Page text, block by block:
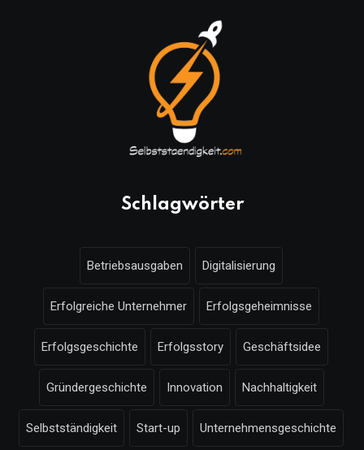
Schlagwörter
Betriebsausgaben Digitalisierung
Erfolgreiche Unternehmer Erfolgsgeheimnisse
Erfolgsgeschichte Erfolgsstory Geschäftsidee
Gründergeschichte Innovation Nachhaltigkeit
Selbstständigkeit Start-up Unternehmensgeschichte